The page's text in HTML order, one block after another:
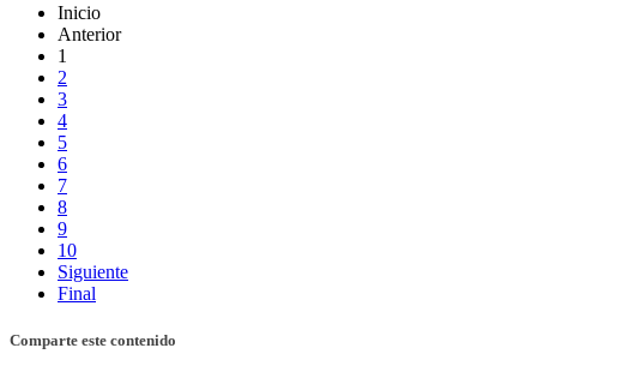
Inicio
Anterior
1
2
3
4
5
6
7
8
9
10
Siguiente
Final
Comparte este contenido